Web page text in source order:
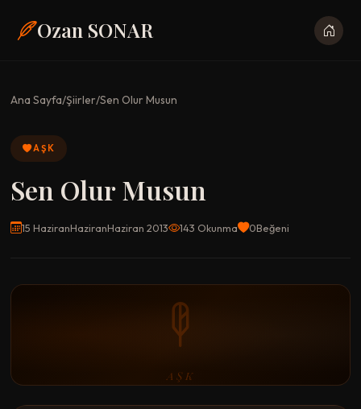
Ozan SONAR
Ana Sayfa/Şiirler/Sen Olur Musun
AŞK
Sen Olur Musun
15 HaziranHaziranHaziran 2013 143 Okunma 0Beğeni
AŞK